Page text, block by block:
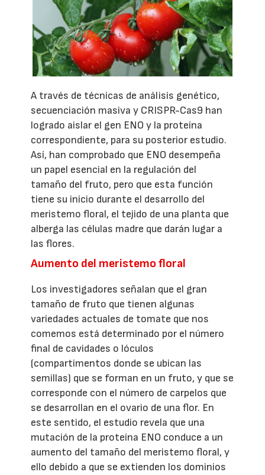
A través de técnicas de análisis genético,
secuenciación masiva y CRISPR-Cas9 han
logrado aislar el gen ENO y la proteína
correspondiente, para su posterior estudio.
Así, han comprobado que ENO desempeña
un papel esencial en la regulación del
tamaño del fruto, pero que esta función
tiene su inicio durante el desarrollo del
meristemo floral, el tejido de una planta que
alberga las células madre que darán lugar a
las flores.
Aumento del meristemo floral
Los investigadores señalan que el gran
tamaño de fruto que tienen algunas
variedades actuales de tomate que nos
comemos está determinado por el número
final de cavidades o lóculos
(compartimentos donde se ubican las
semillas) que se forman en un fruto, y que se
corresponde con el número de carpelos que
se desarrollan en el ovario de una flor. En
este sentido, el estudio revela que una
mutación de la proteína ENO conduce a un
aumento del tamaño del meristemo floral, y
ello debido a que se extienden los dominios